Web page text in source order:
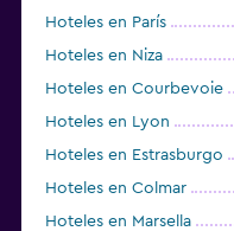
Hoteles en París
Hoteles en Niza
Hoteles en Courbevoie
Hoteles en Lyon
Hoteles en Estrasburgo
Hoteles en Colmar
Hoteles en Marsella